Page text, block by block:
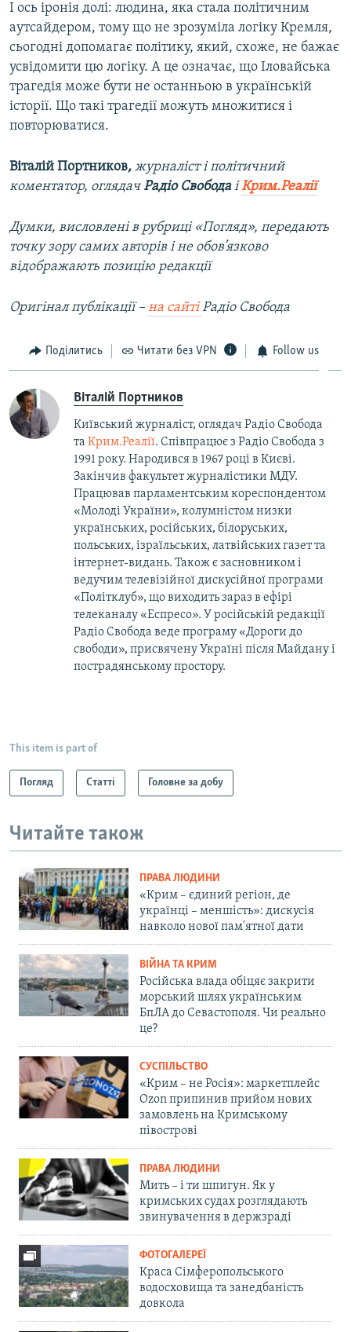
І ось іронія долі: людина, яка стала політичним
аутсайдером, тому що не зрозуміла логіку Кремля,
сьогодні допомагає політику, який, схоже, не бажає
усвідомити цю логіку. А це означає, що Іловайська
трагедія може бути не останньою в українській
історії. Що такі трагедії можуть множитися і
повторюватися.
Віталій Портников, журналіст і політичний
коментатор, оглядачРадіо СвободаіКрим.Реалії
Думки, висловлені в рубриці «Погляд», передають
точку зору самих авторів і не обов’язково
відображають позицію редакції
Оригінал публікації – на сайтіРадіо Свобода
Поділитись Читати без VPN Follow us
Віталій Портников
Київський журналіст, оглядач Радіо Свобода
та Крим.Реалії. Співпрацює з Радіо Свобода з
1991 року. Народився в 1967 році в Києві.
Закінчив факультет журналістики МДУ.
Працював парламентським кореспондентом
«Молоді України», колумністом низки
українських, російських, білоруських,
польських, ізраїльських, латвійських газет та
інтернет-видань. Також є засновником і
ведучим телевізійної дискусійної програми
«Політклуб», що виходить зараз в ефірі
телеканалу «Еспресо». У російській редакції
Радіо Свобода веде програму «Дороги до
свободи», присвячену Україні після Майдану і
пострадянському простору.
This item is part of
Погляд Статті Головне за добу
Читайте також
ПРАВА ЛЮДИНИ
«Крим – єдиний регіон, де
українці – меншість»: дискусія
навколо нової пам'ятної дати
ВІЙНА ТА КРИМ
Російська влада обіцяє закрити
морський шлях українським
БпЛА до Севастополя. Чи реально
це?
СУСПІЛЬСТВО
«Крим – не Росія»: маркетплейс
Ozon припинив прийом нових
замовлень на Кримському
півострові
ПРАВА ЛЮДИНИ
Мить – і ти шпигун. Як у
кримських судах розглядають
звинувачення в держзраді
ФОТОГАЛЕРЕЇ
Краса Сімферопольського
водосховища та занедбаність
довкола